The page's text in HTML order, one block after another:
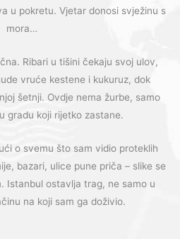
u pokretu. Vjetar donosi svježinu s
mora…
Ribari u tišini čekaju svoj ulov,
vruće kestene i kukuruz, dok
šetnji. Ovdje nema žurbe, samo
gradu koji rijetko zastane.
o svemu što sam vidio proteklih
bazari, ulice pune priča – slike se
Istanbul ostavlja trag, ne samo u
na koji sam ga doživio.